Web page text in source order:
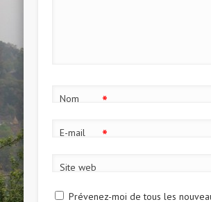
Nom *
E-mail *
Site web
Prévenez-moi de tous les